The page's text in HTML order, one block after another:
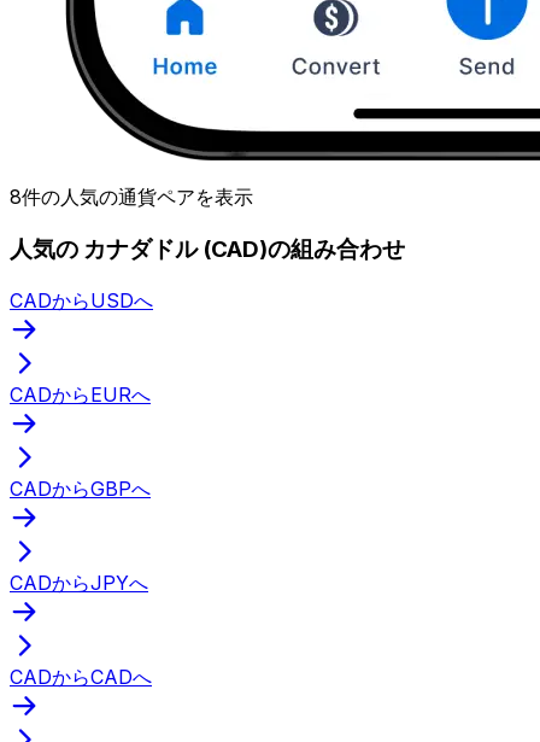
8件の人気の通貨ペアを表示
人気の カナダドル (CAD)の組み合わせ
CADからUSDへ
CADからEURへ
CADからGBPへ
CADからJPYへ
CADからCADへ